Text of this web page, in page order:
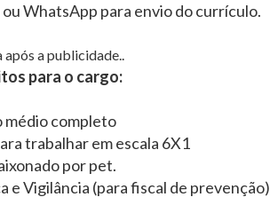
ou WhatsApp para envio do currículo.
após a publicidade..
para o cargo:
médio completo
trabalhar em escala 6X1
por pet.
e Vigilância (para fiscal de prevenção)